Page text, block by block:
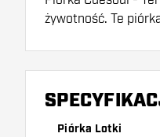
żywotność. Te
Upewnij się, że
uszkodzone lub
Piórka Lotki